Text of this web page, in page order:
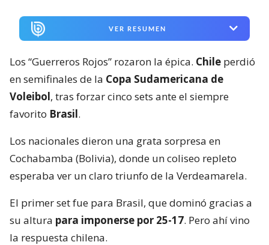
VER RESUMEN
Los “Guerreros Rojos” rozaron la épica. Chile perdió
en semifinales de la Copa Sudamericana de
Voleibol, tras forzar cinco sets ante el siempre
favorito Brasil.
Los nacionales dieron una grata sorpresa en
Cochabamba (Bolivia), donde un coliseo repleto
esperaba ver un claro triunfo de la Verdeamarela.
El primer set fue para Brasil, que dominó gracias a
su altura para imponerse por 25-17. Pero ahí vino
la respuesta chilena.